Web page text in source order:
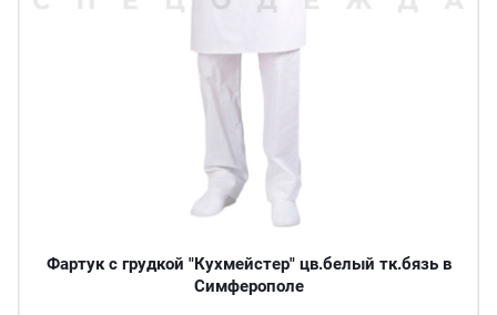
Фартук с грудкой "Кухмейстер" цв.белый тк.бязь в
Симферополе